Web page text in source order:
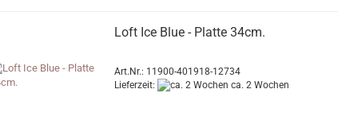
Loft Ice Blue - Platte 34cm.
Art.Nr.: 11900-401918-12734
Lieferzeit:
ca. 2 Wochen